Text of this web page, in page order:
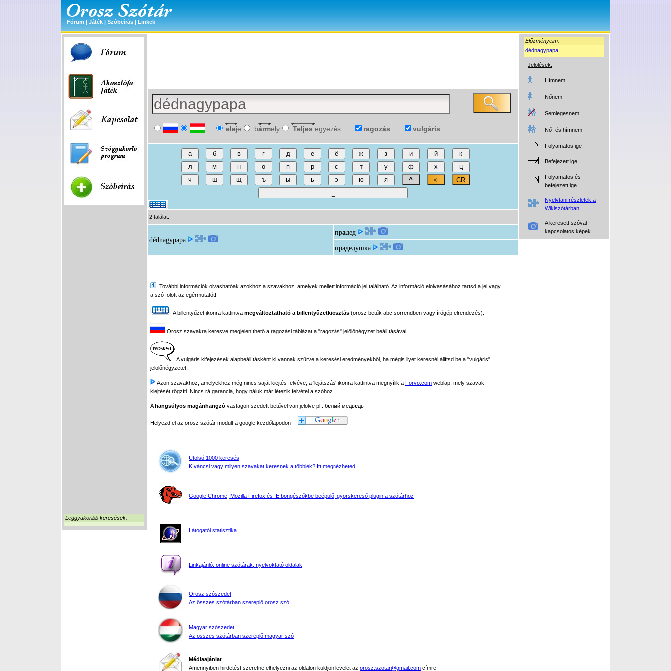
Fórum | Játék | Szóbeírás | Linkek
Előzményeim:
dédnagypapa
Jelölések:
Hímnem
Nőnem
Semlegesnem
Nő- és hímnem
Folyamatos ige
Befejezett ige
Folyamatos és
befejezett ige
Nyelvtani részletek a
Wikiszótárban
A keresett szóval
kapcsolatos képek
Leggyakoribb keresések:
eleje bármely Teljes egyezés ragozás vulgáris
2 találat:
dédnagypapa
прадед
прадедушка
További információk olvashatóak azokhoz a szavakhoz, amelyek mellett információ jel található. Az információ elolvasásához tartsd a jel vagy
a szó fölött az egérmutatót!
A billentyűzet ikonra kattintva megváltoztatható a billentyűzetkiosztás (orosz betűk abc sorrendben vagy írógép elrendezés).
Orosz szavakra keresve megjeleníthető a ragozási táblázat a "ragozás" jelölőnégyzet beállításával.
A vulgáris kifejezések alapbeállításként ki vannak szűrve a keresési eredményekből, ha mégis ilyet keresnél állítsd be a "vulgáris"
jelölőnégyzetet.
Azon szavakhoz, amelyekhez még nincs saját kiejtés felvéve, a 'lejátszás' ikonra kattintva megnyílik a Forvo.com weblap, mely szavak
kiejtését rögzíti. Nincs rá garancia, hogy náluk már létezik felvétel a szóhoz.
Ahangsúlyos magánhangzó vastagon szedett betűvel van jelölve pl.: белый медведь
Helyezd el az orosz szótár modult a google kezdőlapodon
Utolsó 1000 keresés
Kíváncsi vagy milyen szavakat keresnek a többiek? Itt megnézheted
Google Chrome, Mozilla Firefox és IE böngészőkbe beépülő, gyorskereső plugin a szótárhoz
Látogatói statisztika
Linkajánló: online szótárak, nyelvoktató oldalak
Orosz szószedet
Az összes szótárban szereplő orosz szó
Magyar szószedet
Az összes szótárban szereplő magyar szó
Médiaajánlat
Amennyiben hirdetést szeretne elhelyezni az oldalon küldjön levelet az orosz.szotar@gmail.com címre